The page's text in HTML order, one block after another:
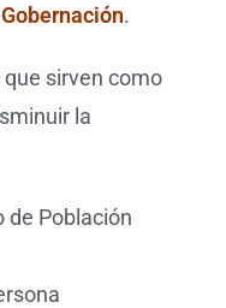
.
sirven como
la
de Población